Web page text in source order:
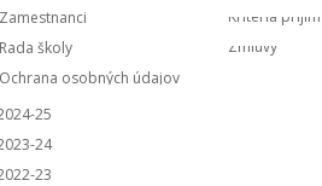
Zápisnice z
Zmluvy
Zamestnanci
Rada školy
Ochrana osobných údajov
Informácie pre rodičov
Kritériá
25
24
23
Kontakt